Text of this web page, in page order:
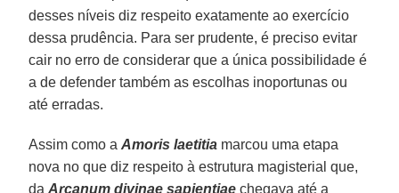
desses níveis diz respeito exatamente ao exercício
dessa prudência. Para ser prudente, é preciso evitar
cair no erro de considerar que a única possibilidade é
a de defender também as escolhas inoportunas ou
até erradas.
Assim como aAmoris laetitia marcou uma etapa
nova no que diz respeito à estrutura magisterial que,
daArcanum divinae sapientiae chegava até a